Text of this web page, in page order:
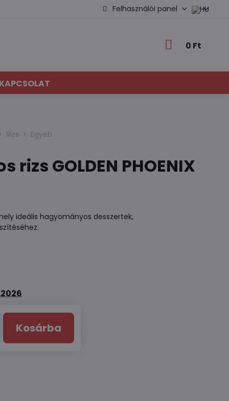
Felhasználói panel
0 Ft
Rizs Egyéb
rizs GOLDEN PHOENIX
ideális hagyományos desszertek,
Kosárba